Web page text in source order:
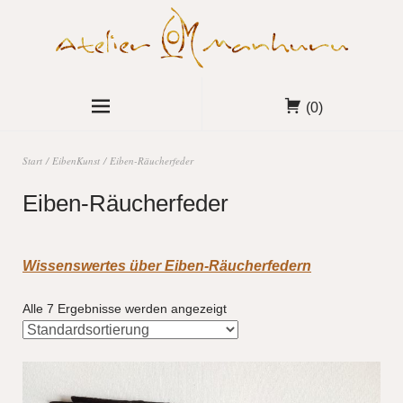
(0)
Start / EibenKunst / Eiben-Räucherfeder
Eiben-Räucherfeder
Wissenswertes über Eiben-Räucherfedern
Alle 7 Ergebnisse werden angezeigt